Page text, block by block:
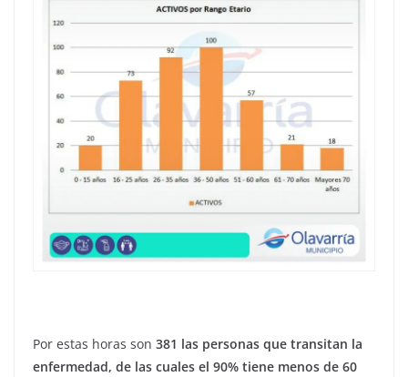
Por estas horas son 381 las personas que transitan la
enfermedad, de las cuales el 90% tiene menos de 60